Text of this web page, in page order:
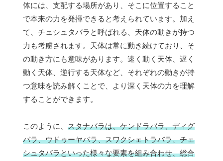
体には、支配する場所があり、そこに位置すること
で本来の力を発揮できると考えられています。加え
て、チェシュタバラと呼ばれる、天体の動きが持つ
力も考慮されます。天体は常に動き続けており、そ
の動き方にも意味があります。速く動く天体、遅く
動く天体、逆行する天体など、それぞれの動きが持
つ意味を読み解くことで、より深く天体の力を理解
することができます。
このように、 スタナバラは、ケンドラバラ、ディグ
バラ、ウドゥーヤバラ、スワクシェトラバラ、チェ
シュタバラといった様々な要素を組み合わせ、総合